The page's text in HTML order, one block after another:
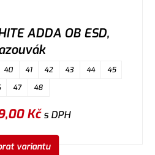
ADDA OB ESD,
40 41 42 43 44
45
47 48
Kčs DPH
variantu